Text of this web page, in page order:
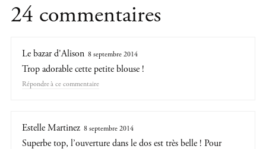
24 commentaires
Le bazar d'Alison 8 septembre 2014
Trop adorable cette petite blouse !
Répondre
Estelle Martinez 8 septembre 2014
Superbe top, l’ouverture dans le dos est très belle ! Pour